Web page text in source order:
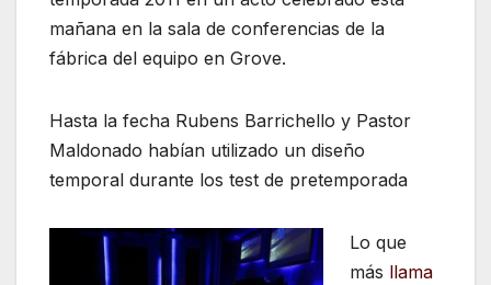
mañana en la sala de conferencias de la
fábrica del equipo en Grove.
Hasta la fecha Rubens Barrichello y Pastor
Maldonado habían utilizado un diseño
temporal durante los test de pretemporada
Lo que
más llama